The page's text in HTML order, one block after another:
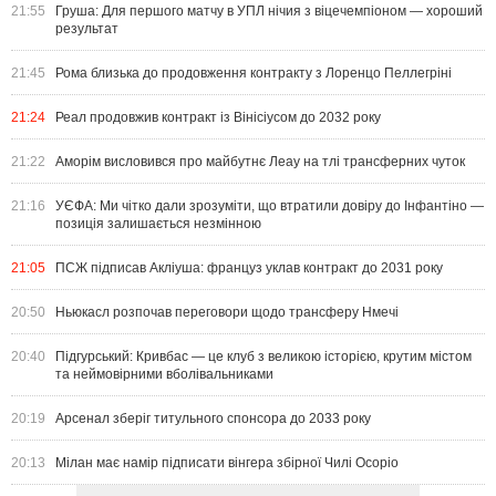
21:55
Груша: Для першого матчу в УПЛ нічия з віцечемпіоном — хороший
результат
21:45 Рома близька до продовження контракту з Лоренцо Пеллегріні
21:24 Реал продовжив контракт із Вінісіусом до 2032 року
21:22 Аморім висловився про майбутнє Леау на тлі трансферних чуток
21:16
УЄФА: Ми чітко дали зрозуміти, що втратили довіру до Інфантіно —
позиція залишається незмінною
21:05 ПСЖ підписав Акліуша: француз уклав контракт до 2031 року
20:50 Ньюкасл розпочав переговори щодо трансферу Нмечі
20:40
Підгурський: Кривбас — це клуб з великою історією, крутим містом
та неймовірними вболівальниками
20:19 Арсенал зберіг титульного спонсора до 2033 року
20:13 Мілан має намір підписати вінгера збірної Чилі Осоріо